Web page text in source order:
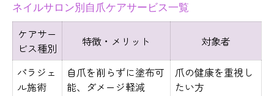
ネイルサロン別自爪ケアサービス一覧
ケアサー
ビス種別
特徴・メリット 対象者
パラジェ
ル施術
自爪を削らずに塗布可
能、ダメージ軽減
爪の健康を重視し
たい方